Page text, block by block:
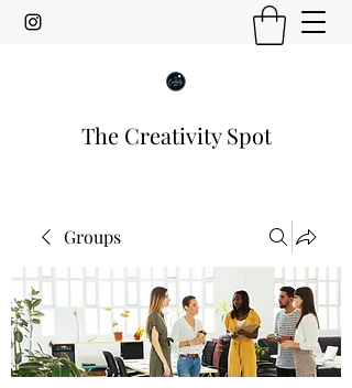
The Creativity Spot
Groups